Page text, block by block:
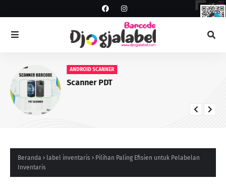
ANDROID SCANNER
Scanner PDT
Beranda label inventaris
Pilihan Paling Efisien untuk Pelabelan
Inventaris